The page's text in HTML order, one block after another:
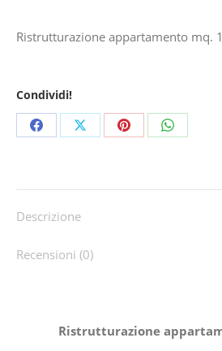
Ristrutturazione appartamento mq.
Condividi!
Share Share Share Share
Descrizione
Recensioni (0)
Ristrutturazione